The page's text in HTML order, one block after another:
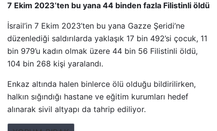
7 Ekim 2023’ten bu yana 44 binden fazla Filistinli öldü
İsrail’in 7 Ekim 2023’ten bu yana Gazze Şeridi’ne
düzenlediği saldırılarda yaklaşık 17 bin 492’si çocuk, 11
bin 979’u kadın olmak üzere 44 bin 56 Filistinli öldü,
104 bin 268 kişi yaralandı.
Enkaz altında halen binlerce ölü olduğu bildirilirken,
halkın sığındığı hastane ve eğitim kurumları hedef
alınarak sivil altyapı da tahrip ediliyor.